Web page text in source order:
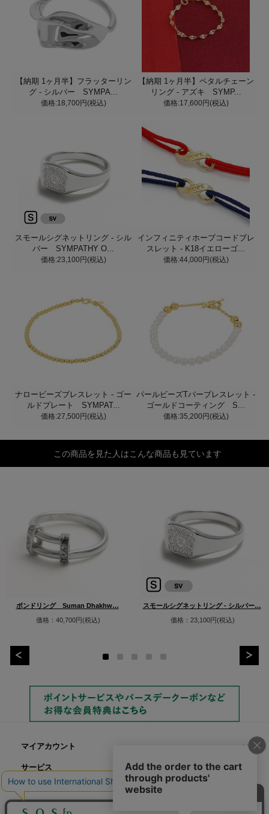
【納期 1ヶ月半】フラッターリン
グ - シルバー SYMPA...
価格:18,700円(税込)
【納期 1ヶ月半】ペタルチェーン
リング - アズキ SYMP...
価格:17,600円(税込)
スモールシグネットリング - シル
バー SYMPATHY O...
価格:23,100円(税込)
インフィニティホープコードブレ
スレット - K18イエローゴ...
価格:44,000円(税込)
ナロービーズブレスレット - ゴー
ルドプレート SYMPAT...
価格:27,500円(税込)
パールビーズTバーブレスレット -
ゴールドコーティング S...
価格:35,200円(税込)
この商品を見た人はこんな商品も見ています
ボンドリング Suman Dhakhw…
価格：40,700円(税込)
スモールシグネットリング - シルバー…
価格：23,100円(税込)
マイアカウント
サービス